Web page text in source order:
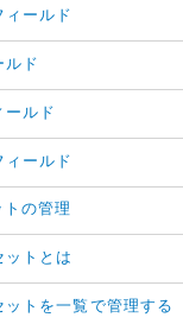
ィールド
ルド
ールド
ィールド
トの管理
ットとは
ットを一覧で管理する